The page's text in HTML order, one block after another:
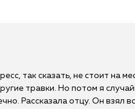
так сказать, не стоит на
травки. Но потом я
Рассказала отцу. Он взял